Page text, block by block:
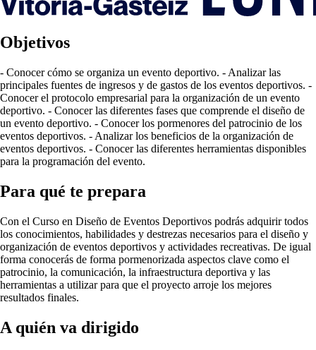
Objetivos
- Conocer cómo se organiza un evento deportivo. - Analizar las
principales fuentes de ingresos y de gastos de los eventos deportivos. -
Conocer el protocolo empresarial para la organización de un evento
deportivo. - Conocer las diferentes fases que comprende el diseño de
un evento deportivo. - Conocer los pormenores del patrocinio de los
eventos deportivos. - Analizar los beneficios de la organización de
eventos deportivos. - Conocer las diferentes herramientas disponibles
para la programación del evento.
Para qué te prepara
Con el Curso en Diseño de Eventos Deportivos podrás adquirir todos
los conocimientos, habilidades y destrezas necesarios para el diseño y
organización de eventos deportivos y actividades recreativas. De igual
forma conocerás de forma pormenorizada aspectos clave como el
patrocinio, la comunicación, la infraestructura deportiva y las
herramientas a utilizar para que el proyecto arroje los mejores
resultados finales.
A quién va dirigido